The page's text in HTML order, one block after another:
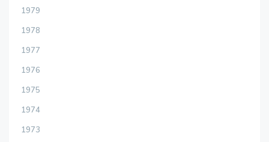
1979
1978
1977
1976
1975
1974
1973